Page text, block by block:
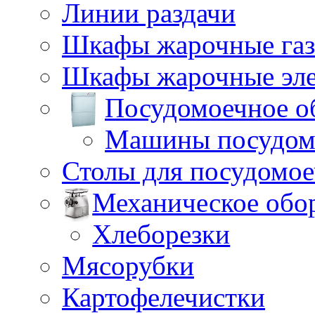
Линии раздачи
Шкафы жарочные
Шкафы жарочные
Посудомоечное
Машины
Столы для
Механическое
Хлеборезки
Мясорубки
Картофелечистки